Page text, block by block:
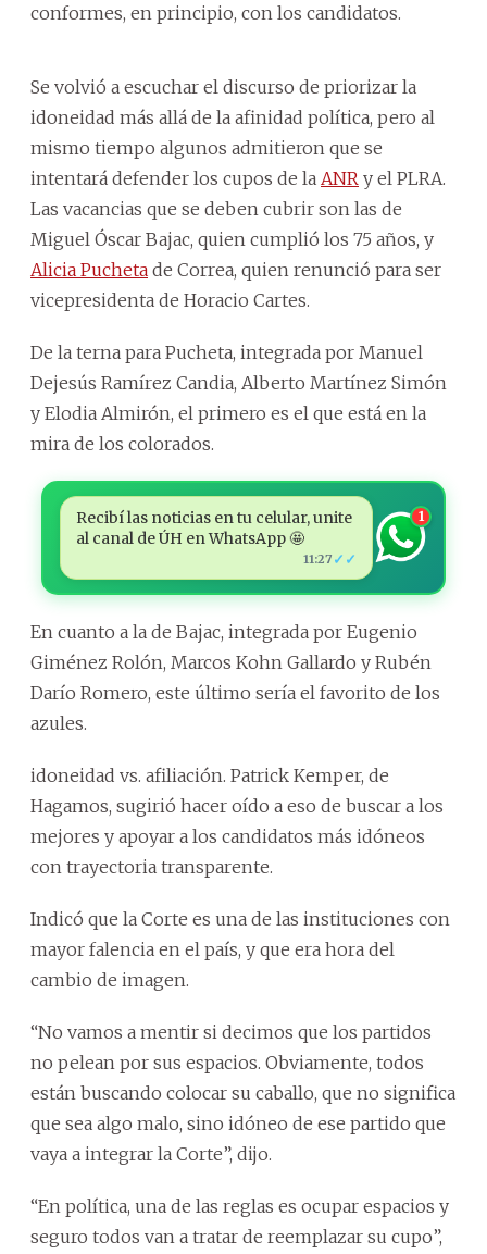
conformes, en principio, con los candidatos.
Se volvió a escuchar el discurso de priorizar la
idoneidad más allá de la afinidad política, pero al
mismo tiempo algunos admitieron que se
intentará defender los cupos de la ANR y el PLRA.
Las vacancias que se deben cubrir son las de
Miguel Óscar Bajac, quien cumplió los 75 años, y
Alicia Pucheta de Correa, quien renunció para ser
vicepresidenta de Horacio Cartes.
De la terna para Pucheta, integrada por Manuel
Dejesús Ramírez Candia, Alberto Martínez Simón
y Elodia Almirón, el primero es el que está en la
mira de los colorados.
Recibí las noticias en tu celular, unite
al canal de ÚH en WhatsApp 🤩
11:27 ✓✓
1
En cuanto a la de Bajac, integrada por Eugenio
Giménez Rolón, Marcos Kohn Gallardo y Rubén
Darío Romero, este último sería el favorito de los
azules.
idoneidad vs. afiliación. Patrick Kemper, de
Hagamos, sugirió hacer oído a eso de buscar a los
mejores y apoyar a los candidatos más idóneos
con trayectoria transparente.
Indicó que la Corte es una de las instituciones con
mayor falencia en el país, y que era hora del
cambio de imagen.
“No vamos a mentir si decimos que los partidos
no pelean por sus espacios. Obviamente, todos
están buscando colocar su caballo, que no significa
que sea algo malo, sino idóneo de ese partido que
vaya a integrar la Corte”, dijo.
“En política, una de las reglas es ocupar espacios y
seguro todos van a tratar de reemplazar su cupo”,